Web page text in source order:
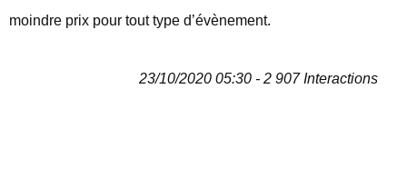
moindre prix pour tout type d’évènement.
23/10/2020 05:30 - 2 907 Interactions